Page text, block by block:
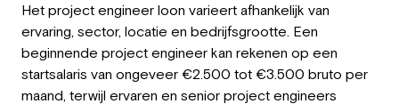
Het project engineer loon varieert afhankelijk van
ervaring, sector, locatie en bedrijfsgrootte. Een
beginnende project engineer kan rekenen op een
startsalaris van ongeveer €2.500 tot €3.500 bruto per
maand, terwijl ervaren en senior project engineers